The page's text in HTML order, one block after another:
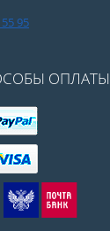
95
ОПЛАТЫ